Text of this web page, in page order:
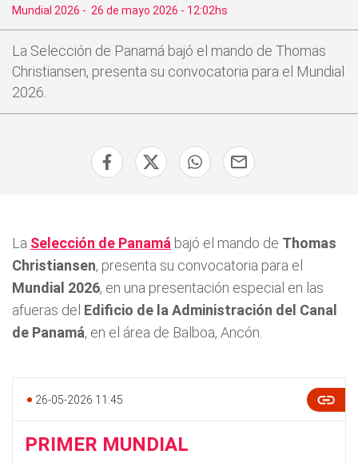
Mundial 2026 - 26 de mayo 2026 - 12:02hs
La Selección de Panamá bajó el mando de Thomas
Christiansen, presenta su convocatoria para el Mundial
2026.
La Selección de Panamá bajó el mando de Thomas
Christiansen, presenta su convocatoria para el
Mundial 2026, en una presentación especial en las
afueras del Edificio de la Administración del Canal
de Panamá, en el área de Balboa, Ancón.
26-05-2026 11:45
PRIMER MUNDIAL